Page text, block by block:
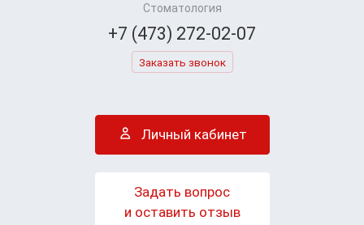
Стоматология
+7 (473) 272-02-07
Заказать звонок
Личный кабинет
Задать вопрос
и оставить отзыв